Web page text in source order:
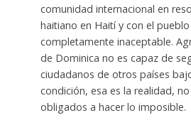
comunidad internacional en
haitiano en Haití y con el
completamente inaceptable.
de Dominica no es capaz de
ciudadanos de otros países
condición, esa es la realidad,
obligados a hacer lo imposible.